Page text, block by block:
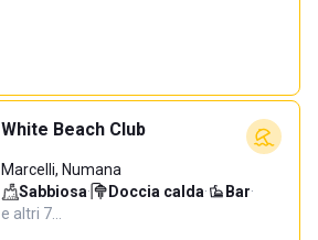
White Beach Club
Marcelli, Numana
Sabbiosa· Doccia calda· Bar·
e altri 7…